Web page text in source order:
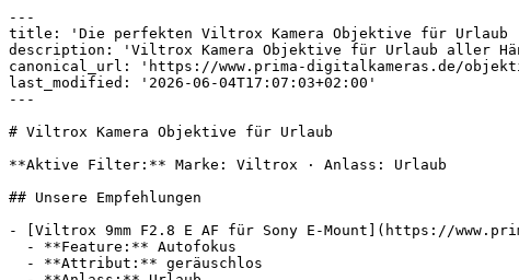
---
title: 'Die perfekten Viltrox Kamera Objektive für Urlaub
description: 'Viltrox Kamera Objektive für Urlaub aller
canonical_url: 'https://www.prima-digitalkameras.de/
last_modified: '2026-06-04T17:07:03+02:00'
---
# Viltrox Kamera Objektive für Urlaub
**Aktive Filter:** Marke: Viltrox · Anlass: Urlaub
## Unsere Empfehlungen
- [Viltrox 9mm F2.8 E AF für Sony E-Mount](https://